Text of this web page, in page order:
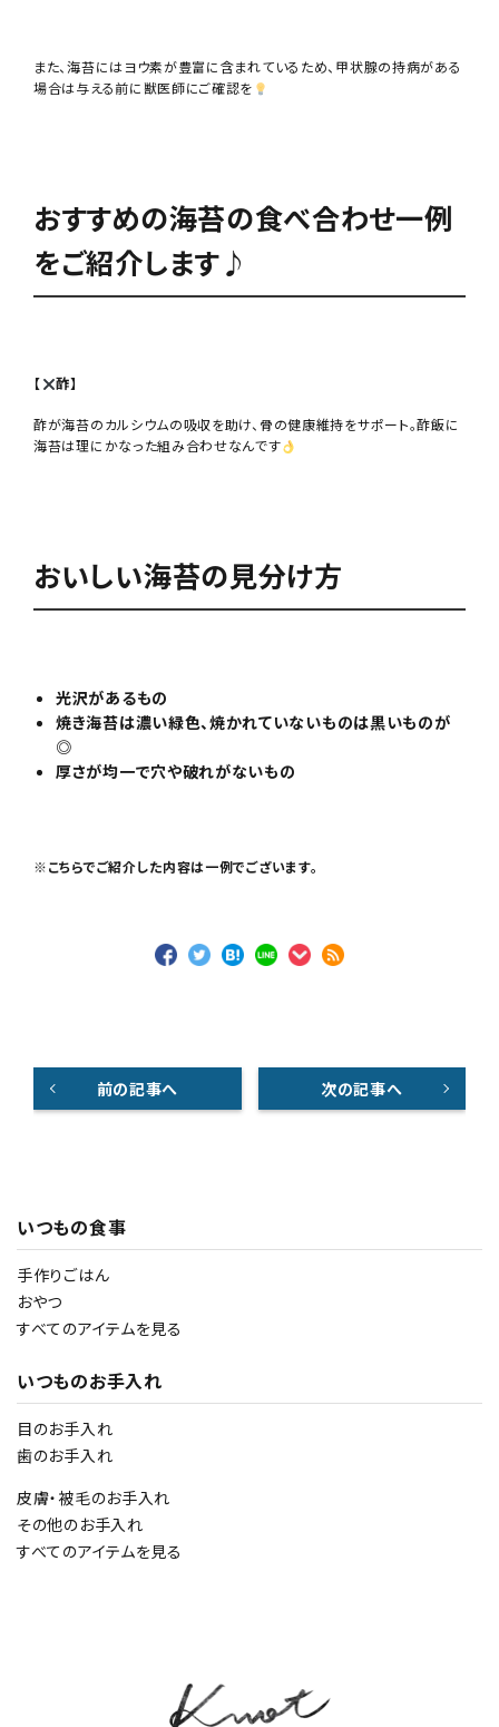
また、海苔にはヨウ素が豊富に含まれているため、甲状腺の持病がある
場合は与える前に獣医師にご確認を
おすすめの海苔の食べ合わせ一例
をご紹介します♪
【 酢】
酢が海苔のカルシウムの吸収を助け、骨の健康維持をサポート。酢飯に
海苔は理にかなった組み合わせなんです
おいしい海苔の見分け方
光沢があるもの
焼き海苔は濃い緑色、焼かれていないものは黒いものが
◎
厚さが均一で穴や破れがないもの
※こちらでご紹介した内容は一例でございます。
前の記事へ 次の記事へ
いつもの食事
手作りごはん
おやつ
すべてのアイテムを見る
いつものお手入れ
目のお手入れ
歯のお手入れ
皮膚・被毛のお手入れ
その他のお手入れ
すべてのアイテムを見る